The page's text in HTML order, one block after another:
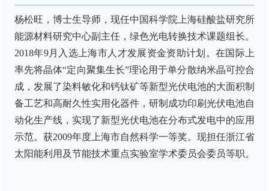
杨松旺 ， 博士生导师， 现任中国科学院上海硅酸盐研究所
能源材料研究中心副主任，绿色光电转换技术课题组长。
2018年9月入选 上海市人才发展资金资助计划。 在国际上
率先将晶体“定向聚集生长”理论用于单分散纳米晶可控合
成，发展了染料敏化和钙钛矿等新型光伏电池的大面积制
备工艺和高耐久性实用化器件，研制成功印刷光伏电池自
动化生产线，实现了新型光伏电池在分布式发电中的应用
示范。获2009年度上海市自然科学一等奖。 现担任浙江省
太阳能利用及节能技术重点实验室学术委员会委员等职。